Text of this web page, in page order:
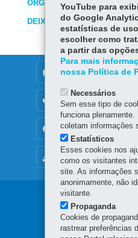
ÓRGÃO RESPONSÁVEL
DEIXE SUA OPINIÃO
MAPA DO SITE
DENUNCIE CORRUPÇÃO
OUVIDORIA
TRANSPARÊNCIA
Navegação
principal
YouTube para
do Google
estatísticas de
escolher como
a partir das
Para mais
nossa Política de
Necessários
Sem esse tipo de
funciona
coletam informações
Estatísticos
Esses cookies nos
como os visitantes
site. As informações
anonimamente, não
visitante.
Propaganda
Cookies de
rastrear preferências